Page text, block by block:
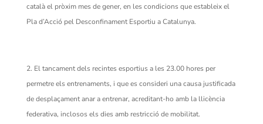
català el pròxim mes de gener, en les condicions que estableix el
Pla d’Acció pel Desconfinament Esportiu a Catalunya.
El tancament dels recintes esportius a les 23.00 hores per
permetre els entrenaments, i que es consideri una causa justificada
de desplaçament anar a entrenar, acreditant-ho amb la llicència
federativa, inclosos els dies amb restricció de mobilitat.